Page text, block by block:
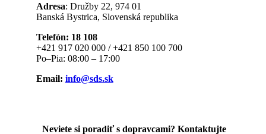
Adresa: Družby 22, 974 01
Banská Bystrica, Slovenská republika
Telefón: 18 108
+421 917 020 000 / +421 850 100 700
Po–Pia: 08:00 – 17:00
Email: info@sds.sk
Neviete si poradiť s dopravcami? Kontaktujte